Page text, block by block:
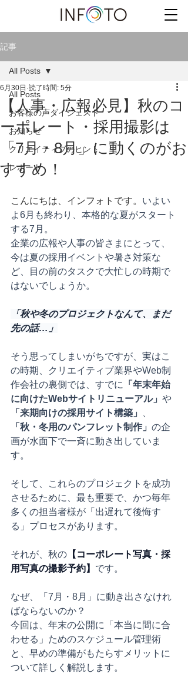
記事
All Posts
お客様の声ダイジェスト
お知らせ
クリエイティブのヒント
レポート
All Posts
【人事・広報必見】秋のコ
ーポレート・採用撮影は
「7月・8月」に動くのがお
すすめ！
6月30日 読了時間: 5分
こんにちは、インフォトです。 いよい
よ6月も終わり、本格的な夏がスタート
する7月。
企業の広報や人事の皆さまにとって、
今は夏の採用イベントや暑さ対策な
ど、目の前のタスクで大忙しの時期で
はないでしょうか。
「秋や冬のプロジェクトなんて、まだ
先の話…」
そう思ってしまいがちですが、実はこ
の時期、クリエイティブ業界やWeb制
作会社の裏側では、すでに
「年末年始
に向けたWebサイトリニューアル」 や
「来期向けの採用サイト構築」
「秋・冬用のパンフレット制作」 の企
画が水面下で一斉に動き出していま
す。
そして、これらのプロジェクトを成功
させるために、最も重要で、かつ毎年
多くの担当者様が「出遅れて後悔す
る」プロセスがあります。
それが、秋の 【コーポレート写真・採
用写真の撮影予約】 です。
なぜ、「7月・8月」に動き出さなけれ
ばならないのか？
今回は、年末の公開に「本当に間に合
わせる」ためのスケジュール管理術
と、早めの準備がもたらすメリットに
ついて詳しく解説します。